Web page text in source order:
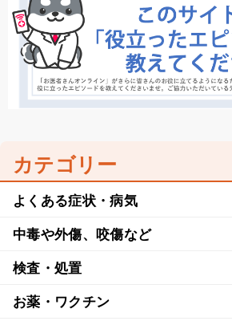
カテゴリー
よくある症状・病気
中毒や外傷、咬傷など
検査・処置
お薬・ワクチン